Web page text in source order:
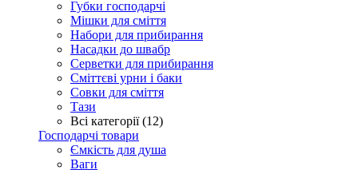
Губки господарчі
Мішки для сміття
Набори для прибирання
Насадки до швабр
Серветки для прибирання
Сміттєві урни і баки
Совки для сміття
Тази
Всі категорії (12)
Господарчі товари
Ємкість для душа
Ваги